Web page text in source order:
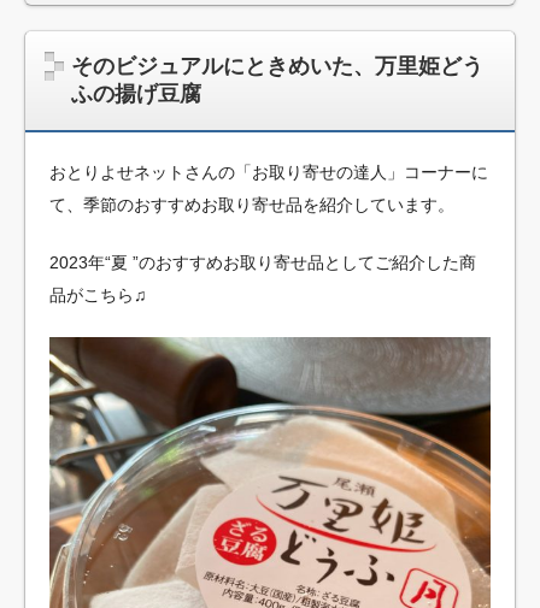
そのビジュアルにときめいた、万里姫どう
ふの揚げ豆腐
おとりよせネットさんの「お取り寄せの達人」コーナーに
て、季節のおすすめお取り寄せ品を紹介しています。
2023年“夏 ”のおすすめお取り寄せ品としてご紹介した商
品がこちら♫